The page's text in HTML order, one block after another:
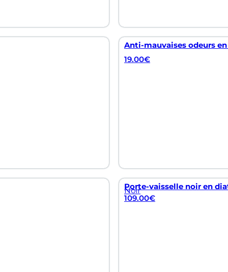
Anti-mauvaises odeurs
19.00€
Porte-vaisselle noir en
Noir
109.00€